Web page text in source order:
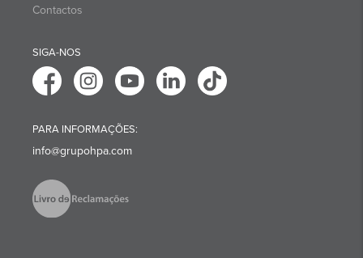
Contactos
SIGA-NOS
PARA INFORMAÇÕES:
info@grupohpa.com